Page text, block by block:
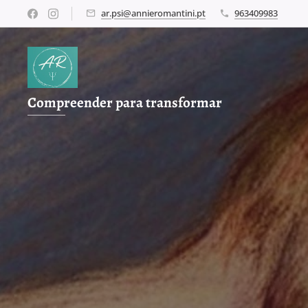
ar.psi@annieromantini.pt 963409983
Compreender para transformar